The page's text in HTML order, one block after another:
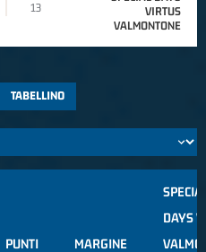
13
VIRTUS
VALMONTONE
TABELLINO
PUNTI MARGINE
DAYS